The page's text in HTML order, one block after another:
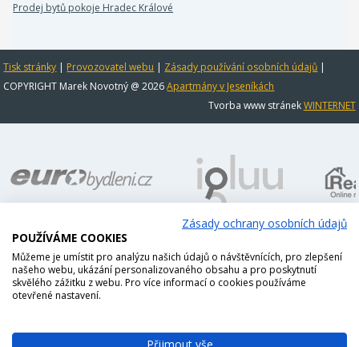
Prodej bytů pokoje Hradec Králové
Tisk stránky | Provozovatel webu | Zásady používání osobních údajů |
COPYRIGHT Marek Novotný @ 2026Apartmány v Jeseníkách
Tvorba www stránekWINTERNET
Zásady ochrany osobních údajů
POUŽÍVÁME COOKIES
Můžeme je umístit pro analýzu našich údajů o návštěvnících, pro zlepšení
našeho webu, ukázání personalizovaného obsahu a pro poskytnutí
skvělého zážitku z webu. Pro více informací o cookies používáme
otevřené nastavení.